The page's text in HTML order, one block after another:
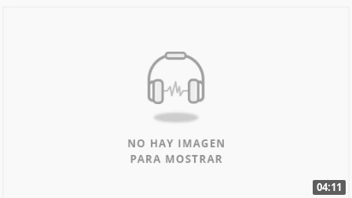
04:11